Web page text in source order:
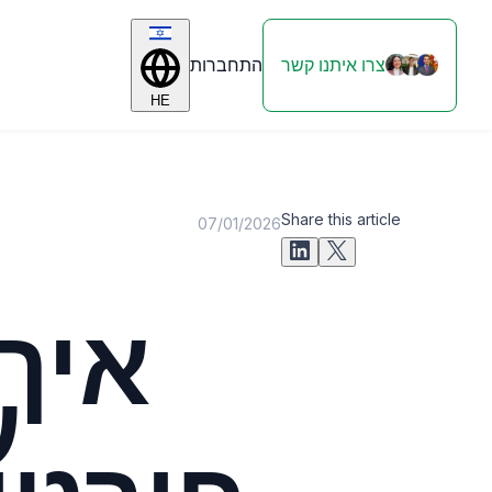
HE
התחברות צרו איתנו קשר
07/01/2026Share this article